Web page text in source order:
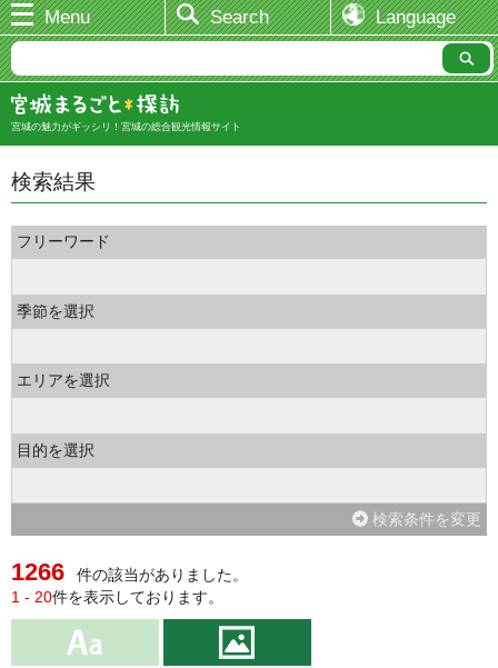
Menu Search Language
宮城の魅力がギッシリ！宮城の総合観光情報サイト
検索結果
フリーワード
季節を選択
エリアを選択
目的を選択
検索条件を変更
1266
件の該当がありました。
1 - 20件を表示しております。